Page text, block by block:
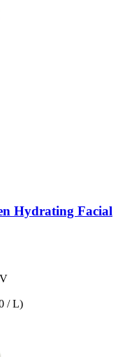
Hydrating Facial
/ L)